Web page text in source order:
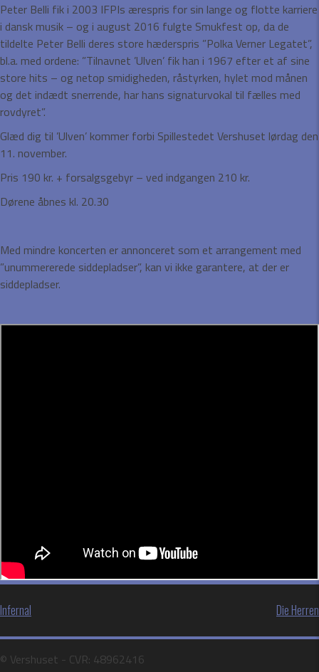
Peter Belli fik i 2003 IFPIs ærespris for sin lange og flotte karriere
i dansk musik – og i august 2016 fulgte Smukfest op, da de
tildelte Peter Belli deres store hæderspris ”Polka Verner Legatet”,
bl.a. med ordene: ”Tilnavnet ’Ulven’ fik han i 1967 efter et af sine
store hits – og netop smidigheden, råstyrken, hylet mod månen
og det indædt snerrende, har hans signaturvokal til fælles med
rovdyret”.
Glæd dig til ’Ulven’ kommer forbi Spillestedet Vershuset lørdag den
11. november.
Pris 190 kr. + forsalgsgebyr – ved indgangen 210 kr.
Dørene åbnes kl. 20.30
Med mindre koncerten er annonceret som et arrangement med
”unummererede siddepladser”, kan vi ikke garantere, at der er
siddepladser.
Indlægsnavigation
Infernal Die Herren
©️ Vershuset - CVR: 48962416